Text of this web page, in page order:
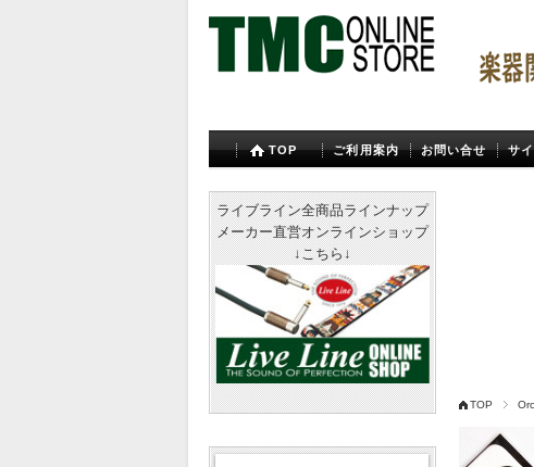
TOP ご利用案内 お問い合せ サ
TOP
ライブライン全商品ラインナップ
メーカー直営オンラインショップ
↓こちら↓